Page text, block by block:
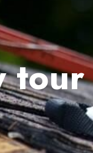
tour